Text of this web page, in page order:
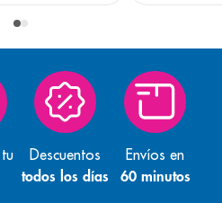
Descuentos
todos los días
Envíos en
60 minutos